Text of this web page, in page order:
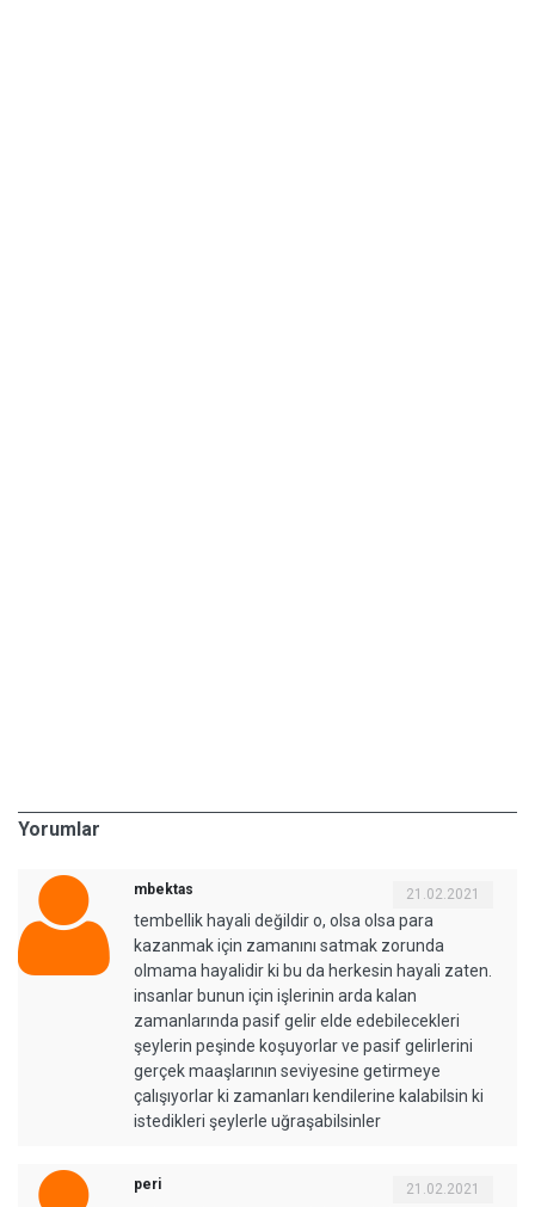
Yorumlar
mbektas 21.02.2021
tembellik hayali değildir o, olsa olsa para
kazanmak için zamanını satmak zorunda
olmama hayalidir ki bu da herkesin hayali zaten.
insanlar bunun için işlerinin arda kalan
zamanlarında pasif gelir elde edebilecekleri
şeylerin peşinde koşuyorlar ve pasif gelirlerini
gerçek maaşlarının seviyesine getirmeye
çalışıyorlar ki zamanları kendilerine kalabilsin ki
istedikleri şeylerle uğraşabilsinler
peri 21.02.2021